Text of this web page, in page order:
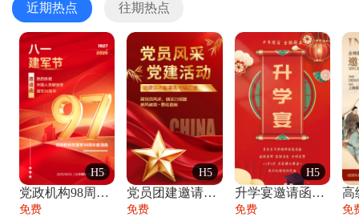
近期热点 往期热点
H5
党政机构98周年八一建军节庆祝晚会活动邀
免费
H5
党员团建邀请函党建活动风采党会工作汇报总
免费
H5
升学宴邀请函喜报金榜题名高端谢师宴邀请函
免费 免